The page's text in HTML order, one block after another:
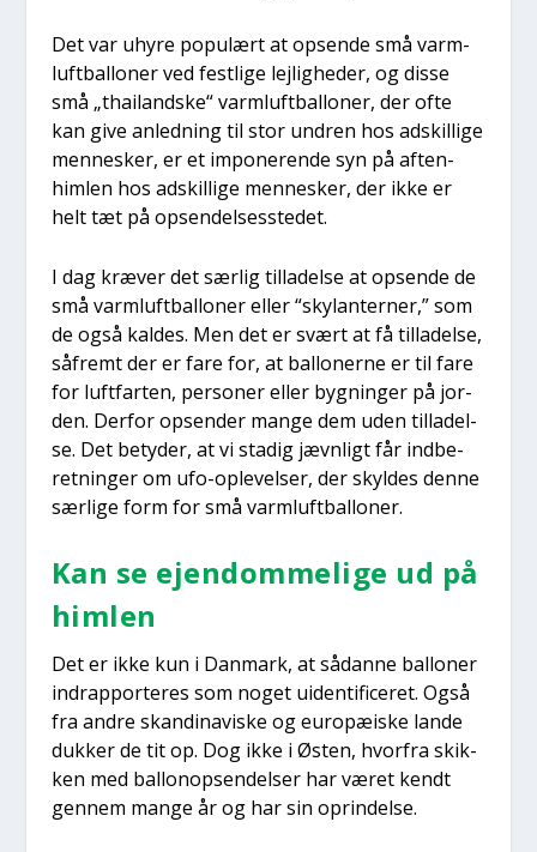
Det var uhy­re popu­lært at opsen­de små varm­
luft­bal­lo­ner ved fest­li­ge lej­lig­he­der, og dis­se
små „thailand­ske“ varm­luft­bal­lo­ner, der ofte
kan give anled­ning til stor undren hos adskil­li­ge
men­ne­sker, er et impo­ne­ren­de syn på aften­
him­len hos adskil­li­ge men­ne­sker, der ikke er
helt tæt på opsen­del­ses­ste­det.
I dag kræ­ver det sær­lig til­la­del­se at opsen­de de
små varm­luft­bal­lo­ner eller “skylan­ter­ner,” som
de også kal­des. Men det er svært at få til­la­del­se,
såfremt der er fare for, at bal­lo­ner­ne er til fare
for luft­far­ten, per­so­ner eller byg­nin­ger på jor­
den. Der­for opsen­der man­ge dem uden til­la­del­
se. Det bety­der, at vi sta­dig jævn­ligt får ind­be­
ret­nin­ger om ufo-ople­vel­ser, der skyl­des den­ne
sær­li­ge form for små varm­luft­bal­lo­ner.
Kan se ejen­dom­me­li­ge ud på
him­len
Det er ikke kun i Dan­mark, at sådan­ne bal­lo­ner
indrap­por­te­res som noget uiden­ti­fi­ce­ret. Også
fra andre skan­di­na­vi­ske og euro­pæ­i­ske lan­de
duk­ker de tit op. Dog ikke i Østen, hvor­fra skik­
ken med bal­lo­nop­sen­del­ser har været kendt
gen­nem man­ge år og har sin oprin­del­se.